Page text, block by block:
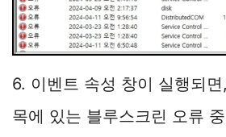
6. 이벤트 속성 창이 실행되
목에 있는 블루스크린 오류